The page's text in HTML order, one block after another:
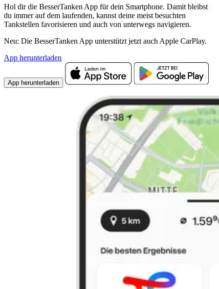
Hol dir die BesserTanken App für dein Smartphone. Damit bleibst
du immer auf dem laufenden, kannst deine meist besuchten
Tankstellen favorisieren und auch von unterwegs navigieren.
Neu: Die BesserTanken App unterstützt jetzt auch Apple CarPlay.
App herunterladen
App herunterladen